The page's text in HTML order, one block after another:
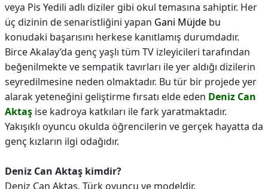
veya Pis Yedili adlı diziler gibi okul temasına sahiptir. Her
üç dizinin de senaristliğini yapan Gani Müjde bu
konudaki başarısını herkese kanıtlamış durumdadır.
Birce Akalay’da genç yaşlı tüm TV izleyicileri tarafından
beğenilmekte ve sempatik tavırları ile yer aldığı dizilerin
seyredilmesine neden olmaktadır. Bu tür bir projede yer
alarak yeteneğini geliştirme fırsatı elde eden Deniz Can
Aktaş ise kadroya katkıları ile fark yaratmaktadır.
Yakışıklı oyuncu okulda öğrencilerin ve gerçek hayatta da
genç kızların ilgi odağıdır.
Deniz Can Aktaş kimdir?
Deniz Can Aktaş, Türk oyuncu ve modeldir.